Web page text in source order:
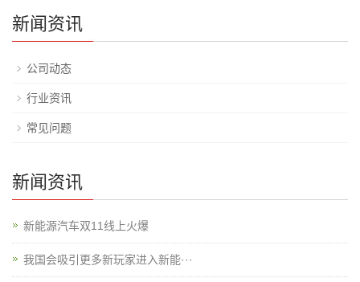
新闻资讯
公司动态
行业资讯
常见问题
新闻资讯
新能源汽车双11线上火爆
我国会吸引更多新玩家进入新能···